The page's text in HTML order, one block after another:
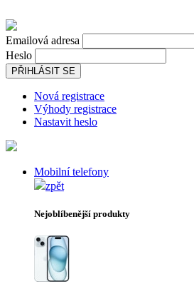
Emailová adresa
Heslo
PŘIHLÁSIT SE
Nová registrace
Výhody registrace
Nastavit heslo
Mobilní telefony
zpět
Nejoblíbenější produkty